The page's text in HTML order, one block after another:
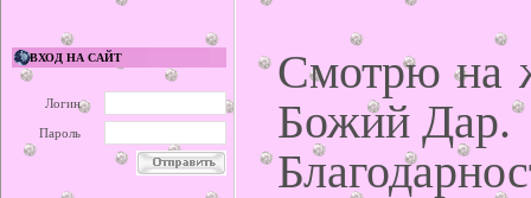
ВХОД НА САЙТ
Логин
Пароль
Смотрю на
Божий Дар.